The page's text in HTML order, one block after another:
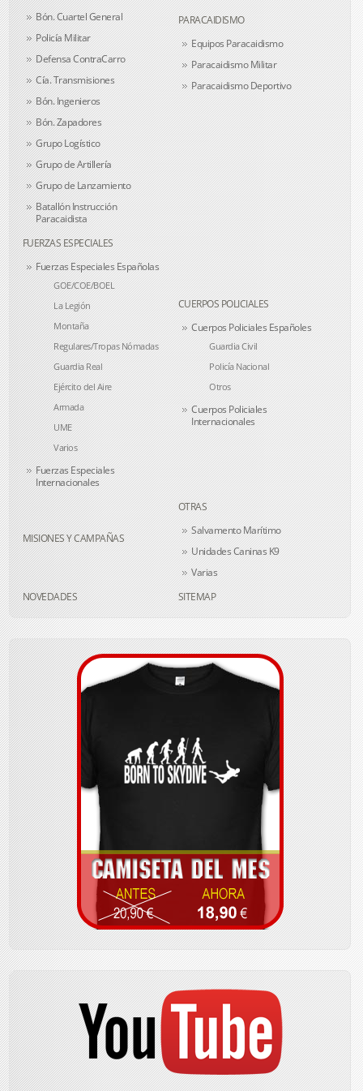
Bón. Cuartel General
Policía Militar
Defensa ContraCarro
Cía. Transmisiones
Bón. Ingenieros
Bón. Zapadores
Grupo Logístico
Grupo de Artillería
Grupo de Lanzamiento
Batallón Instrucción
Paracaidista
PARACAIDISMO
Equipos Paracaidismo
Paracaidismo Militar
Paracaidismo Deportivo
FUERZAS ESPECIALES
Fuerzas Especiales Españolas
GOE/COE/BOEL
La Legión
Montaña
Regulares/Tropas Nómadas
Guardia Real
Ejército del Aire
Armada
UME
Varios
Fuerzas Especiales
Internacionales
CUERPOS POLICIALES
Cuerpos Policiales Españoles
Guardia Civil
Policía Nacional
Otros
Cuerpos Policiales
Internacionales
MISIONES Y CAMPAÑAS
OTRAS
Salvamento Marítimo
Unidades Caninas K9
Varias
NOVEDADES
SITEMAP